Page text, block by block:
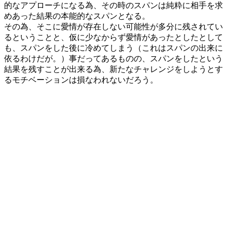
的なアプローチになる為、その時のスパンは純粋に相手を求
めあった結果の本能的なスパンとなる。
その為、そこに愛情が存在しない可能性が多分に残されてい
るということと、仮に少なからず愛情があったとしたとして
も、スパンをした後に冷めてしまう（これはスパンの出来に
依るわけだが。）事だってあるものの、スパンをしたという
結果を残すことが出来る為、新たなチャレンジをしようとす
るモチベーションは損なわれないだろう。